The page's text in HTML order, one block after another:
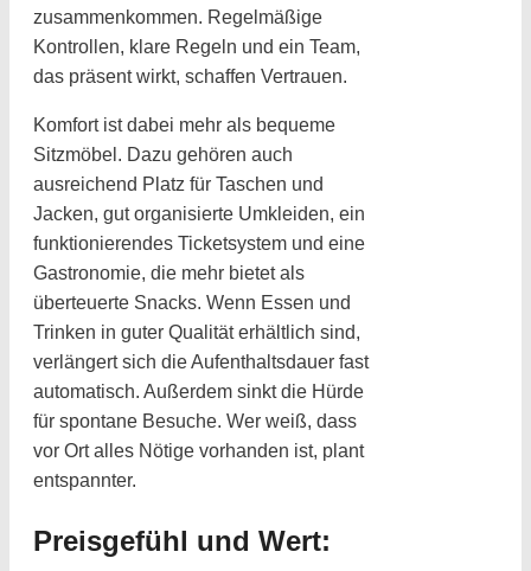
zusammenkommen. Regelmäßige
Kontrollen, klare Regeln und ein Team,
das präsent wirkt, schaffen Vertrauen.
Komfort ist dabei mehr als bequeme
Sitzmöbel. Dazu gehören auch
ausreichend Platz für Taschen und
Jacken, gut organisierte Umkleiden, ein
funktionierendes Ticketsystem und eine
Gastronomie, die mehr bietet als
überteuerte Snacks. Wenn Essen und
Trinken in guter Qualität erhältlich sind,
verlängert sich die Aufenthaltsdauer fast
automatisch. Außerdem sinkt die Hürde
für spontane Besuche. Wer weiß, dass
vor Ort alles Nötige vorhanden ist, plant
entspannter.
Preisgefühl und Wert: